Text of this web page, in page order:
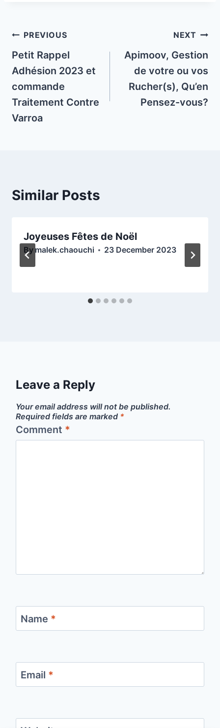
Post
navigation
PREVIOUS
Petit Rappel
Adhésion 2023 et
commande
Traitement Contre
Varroa
NEXT
Apimoov, Gestion
de votre ou vos
Rucher(s), Qu’en
Pensez-vous?
Similar Posts
Joyeuses Fêtes de Noël
By malek.chaouchi 23 December 2023
Leave a Reply
Your email address will not be published.
Required fields are marked *
Comment *
Name *
Email *